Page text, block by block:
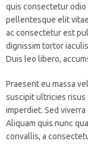
quis consectetur
pellentesque elit
ac consectetur est
dignissim tortor
Duis leo libero,
Praesent eu massa
suscipit ultricies risus
imperdiet. Sed
Aliquam quis nunc
convallis, a